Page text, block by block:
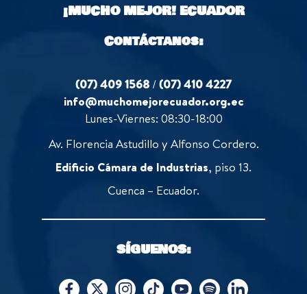
¡MUCHO MEJOR!ECUADOR
Contáctanos:
(07) 409 1568 /(07) 410 4227
info@muchomejorecuador.org.ec
Lunes-Viernes: 08:30-18:00
Av. Florencia Astudillo y Alfonso Cordero.
Edificio Cámara de Industrias, piso 13.
Cuenca – Ecuador.
SÍGUENOS: